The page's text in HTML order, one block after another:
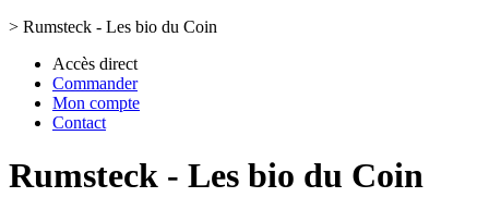
> Rumsteck - Les bio du Coin
Accès direct
Commander
Mon compte
Contact
Rumsteck - Les bio du Coin